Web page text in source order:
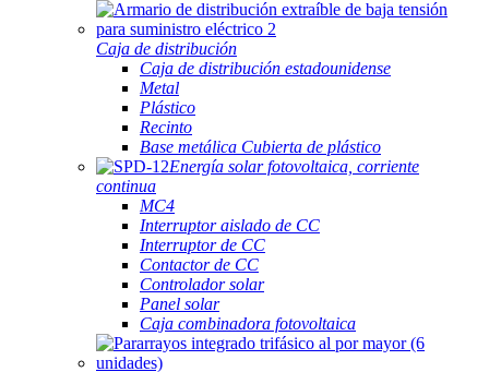
Caja de distribución
Caja de distribución estadounidense
Metal
Plástico
Recinto
Base metálica Cubierta de plástico
Energía solar fotovoltaica, corriente
continua
MC4
Interruptor aislado de CC
Interruptor de CC
Contactor de CC
Controlador solar
Panel solar
Caja combinadora fotovoltaica